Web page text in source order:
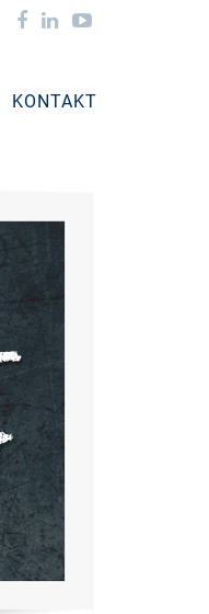
KONTAKT